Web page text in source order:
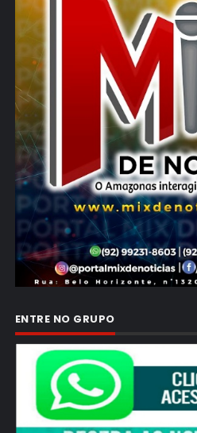
ENTRE NO GRUPO